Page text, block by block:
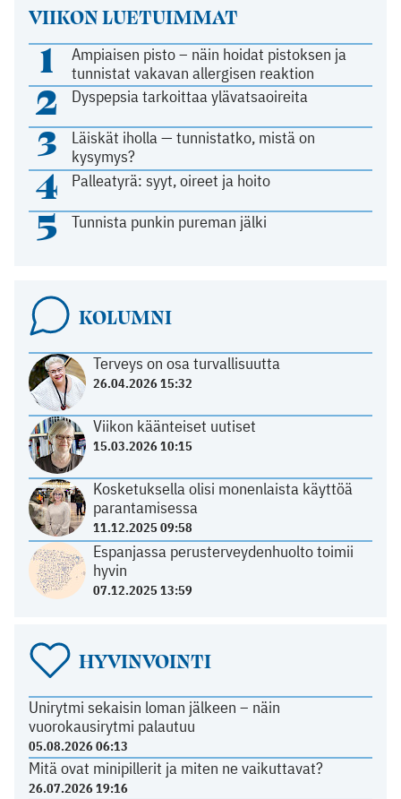
VIIKON LUETUIMMAT
1
Ampiaisen pisto – näin hoidat pistoksen ja
tunnistat vakavan allergisen reaktion
2 Dyspepsia tarkoittaa ylävatsaoireita
3
Läiskät iholla — tunnistatko, mistä on
kysymys?
4 Palleatyrä: syyt, oireet ja hoito
5 Tunnista punkin pureman jälki
KOLUMNI
Terveys on osa turvallisuutta
26.04.2026 15:32
Viikon käänteiset uutiset
15.03.2026 10:15
Kosketuksella olisi monenlaista käyttöä
parantamisessa
11.12.2025 09:58
Espanjassa perusterveydenhuolto toimii
hyvin
07.12.2025 13:59
HYVINVOINTI
Unirytmi sekaisin loman jälkeen – näin
vuorokausirytmi palautuu
05.08.2026 06:13
Mitä ovat minipillerit ja miten ne vaikuttavat?
26.07.2026 19:16